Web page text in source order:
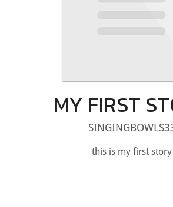
MY FIRST
this is my first story